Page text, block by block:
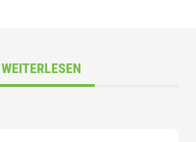
WEITERLESEN